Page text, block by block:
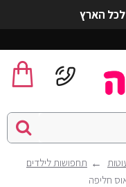
הארץ
תחפושות לילדים
חליפה